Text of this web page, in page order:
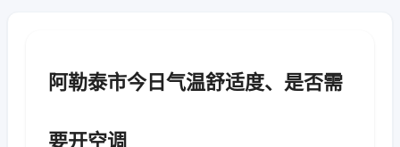
阿勒泰市今日气温舒适度、是否需
要开空调